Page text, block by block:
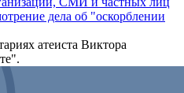
дела об "оскорблении
атеиста Виктора